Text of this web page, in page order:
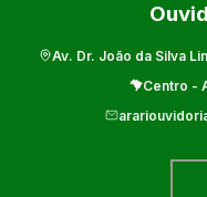
Av. Dr. João da Silva
Centro -